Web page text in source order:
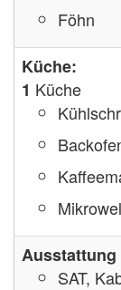
Föhn
Küche:
1 Küche
Ausstattung
SAT,